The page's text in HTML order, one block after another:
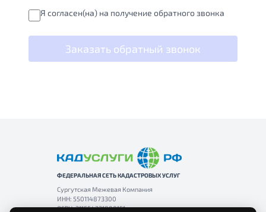
Я согласен(на) на получение обратного звонка
Заказать обратный звонок
ФЕДЕРАЛЬНАЯ СЕТЬ КАДАСТРОВЫХ УСЛУГ
Сургутская Межевая Компания
ИНН: 550114873300
ОГРН: 311554331800151